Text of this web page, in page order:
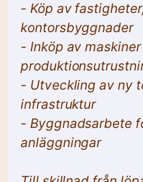
- Köp av
kontorsbyggnader
- Inköp av
- Utveckling av ny
infrastruktur
- Byggnadsarbete
anläggningar